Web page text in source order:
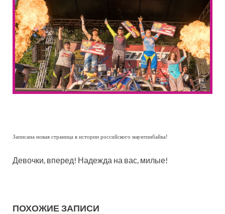
Записана новая страница в истории российского маунтинбайка!
Девочки, вперед! Надежда на вас, милые!
ПОХОЖИЕ ЗАПИСИ